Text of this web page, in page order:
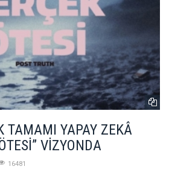
TAMAMI YAPAY ZEKÂ
VİZYONDA
16481